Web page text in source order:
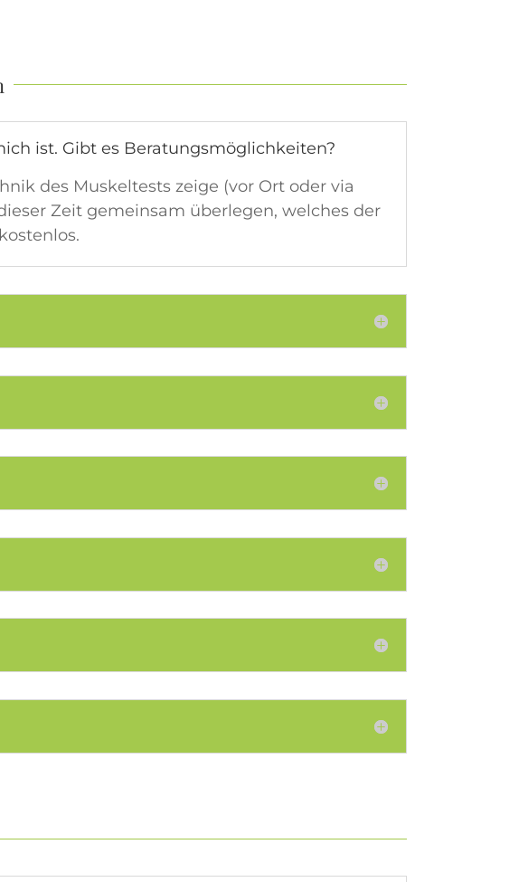
ist. Gibt es Beratungsmöglichkeiten?
des Muskeltests zeige (vor Ort oder via
Zeit gemeinsam überlegen, welches der